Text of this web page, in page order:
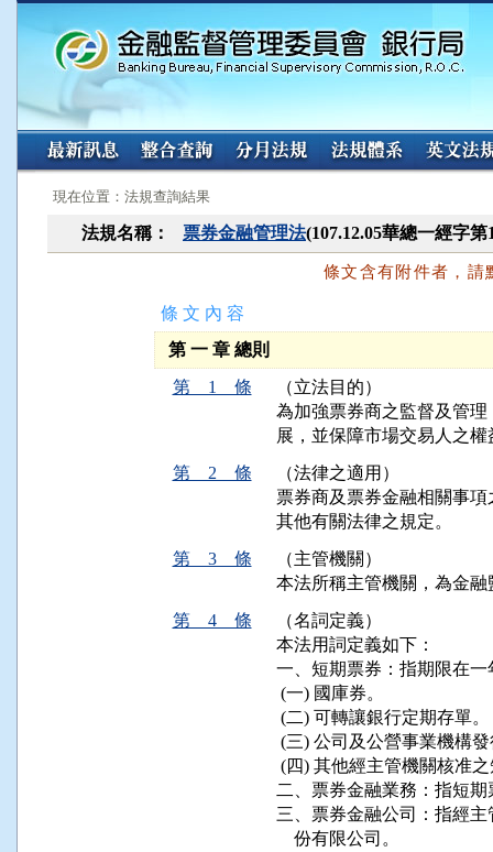
:::
現在位置：法規查詢結果
法規名稱： 票券金融管理法(107.12.05華總一經字
條文含有附件者，請
條 文 內 容
第 一 章 總則
第 1 條
（立法目的）
為加強票券商之監督及管
展，並保障市場交易人之
第 2 條
（法律之適用）
票券商及票券金融相關事
其他有關法律之規定。
第 3 條
（主管機關）
本法所稱主管機關，為金
第 4 條
（名詞定義）
本法用詞定義如下：
一、短期票券：指期限在
(一) 國庫券。
(二) 可轉讓銀行定期存單。
(三) 公司及公營事業機構
(四) 其他經主管機關核准
二、票券金融業務：指短
三、票券金融公司：指經
    份有限公司。